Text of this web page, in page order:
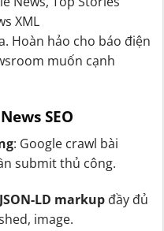
XML
Hoàn hảo cho báo điện
muốn cạnh
SEO
: Google crawl bài
submit thủ công.
JSON-LD markupđầy đủ
image.